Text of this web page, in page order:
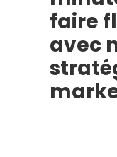
faire
avec